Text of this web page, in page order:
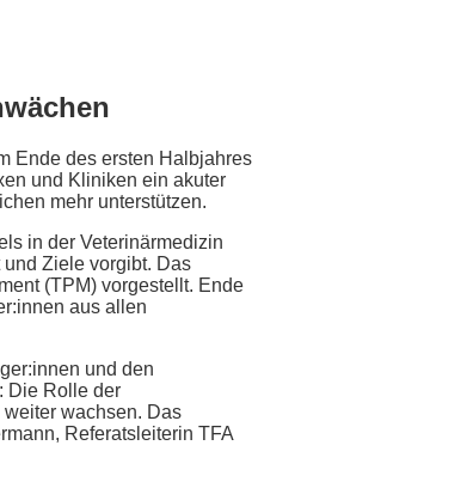
Ende des ersten Halbjahres
und Kliniken ein akuter
mehr unterstützen.
in der Veterinärmedizin
Ziele vorgibt. Das
(TPM) vorgestellt. Ende
aus allen
und den
Die Rolle der
wachsen. Das
Referatsleiterin TFA